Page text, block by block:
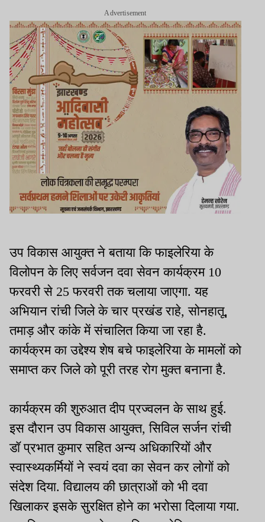
Advertisement
उप विकास आयुक्त ने बताया कि फाइलेरिया के
विलोपन के लिए सर्वजन दवा सेवन कार्यक्रम 10
फरवरी से 25 फरवरी तक चलाया जाएगा. यह
अभियान रांची जिले के चार प्रखंड राहे, सोनहातू,
तमाड़ और कांके में संचालित किया जा रहा है.
कार्यक्रम का उद्देश्य शेष बचे फाइलेरिया के मामलों को
समाप्त कर जिले को पूरी तरह रोग मुक्त बनाना है.
कार्यक्रम की शुरुआत दीप प्रज्वलन के साथ हुई.
इस दौरान उप विकास आयुक्त, सिविल सर्जन रांची
डॉ प्रभात कुमार सहित अन्य अधिकारियों और
स्वास्थ्यकर्मियों ने स्वयं दवा का सेवन कर लोगों को
संदेश दिया. विद्यालय की छात्राओं को भी दवा
खिलाकर इसके सुरक्षित होने का भरोसा दिलाया गया.